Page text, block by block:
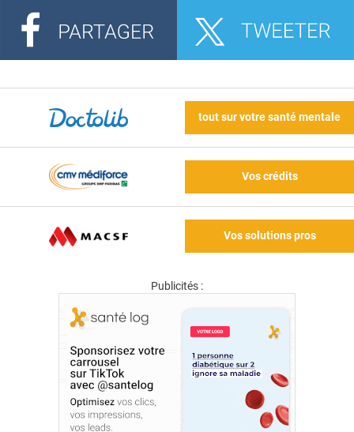
tout sur votre santé mentale
Vos crédits
Vos solutions pros
Publicités :